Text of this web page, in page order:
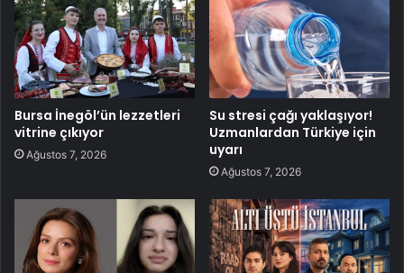
Bursa İnegöl’ün lezzetleri
vitrine çıkıyor
Ağustos 7, 2026
Su stresi çağı yaklaşıyor!
Uzmanlardan Türkiye için
uyarı
Ağustos 7, 2026